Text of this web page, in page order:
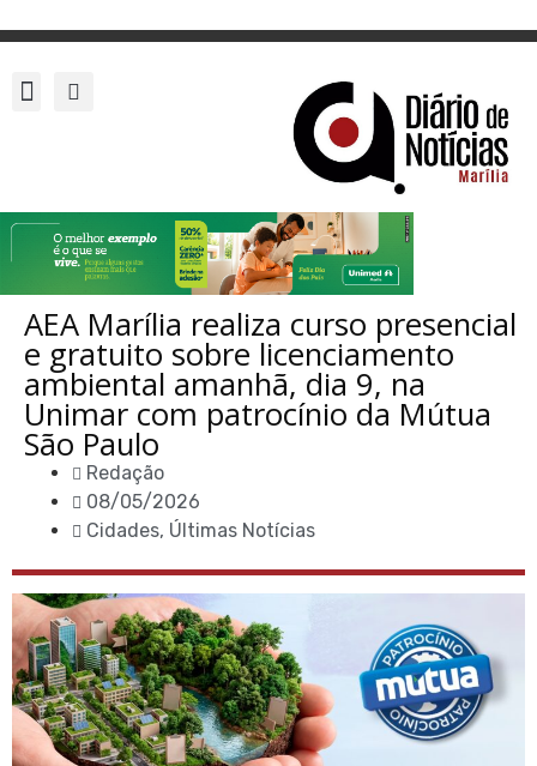
AEA Marília realiza curso presencial
e gratuito sobre licenciamento
ambiental amanhã, dia 9, na
Unimar com patrocínio da Mútua
São Paulo
Redação
08/05/2026
Cidades, Últimas Notícias